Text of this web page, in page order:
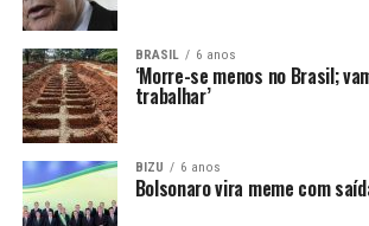
BRASIL 6 anos
‘Morre-se menos no Brasil;
trabalhar’
BIZU 6 anos
Bolsonaro vira meme com